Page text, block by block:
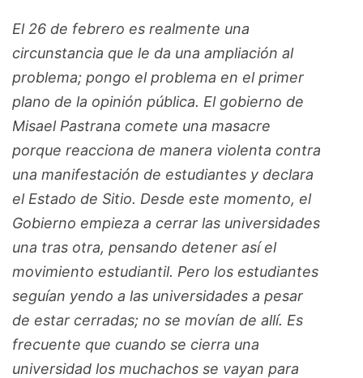
El 26 de febrero es realmente una
circunstancia que le da una ampliación al
problema; pongo el problema en el primer
plano de la opinión pública. El gobierno de
Misael Pastrana comete una masacre
porque reacciona de manera violenta contra
una manifestación de estudiantes y declara
el Estado de Sitio. Desde este momento, el
Gobierno empieza a cerrar las universidades
una tras otra, pensando detener así el
movimiento estudiantil. Pero los estudiantes
seguían yendo a las universidades a pesar
de estar cerradas; no se movían de allí. Es
frecuente que cuando se cierra una
universidad los muchachos se vayan para